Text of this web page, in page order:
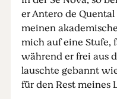
er Antero de
meinen
mich auf eine Stufe,
während er frei aus
lauschte gebannt
für den Rest meines